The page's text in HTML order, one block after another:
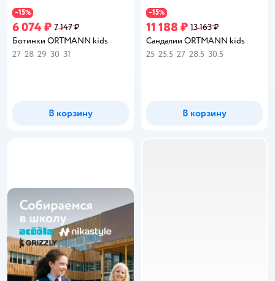
−15%
6 074 ₽ 7 147 ₽
Ботинки ORTMANN kids
27 28 29 30 31
В корзину
−15%
11 188 ₽ 13 163 ₽
Сандалии ORTMANN kids
25 25.5 27 28.5 30.5
В корзину